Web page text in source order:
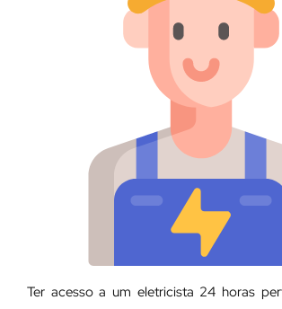
Ter acesso a um eletricista 24 horas